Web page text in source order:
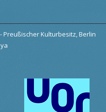
Preußischer Kulturbesitz, Berlin